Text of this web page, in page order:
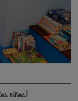
niños!